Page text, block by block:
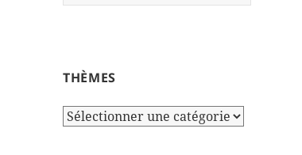
THÈMES
Thèmes